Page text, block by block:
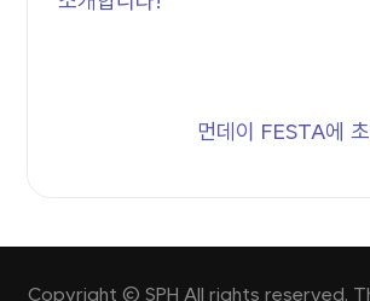
먼데이 FESTA에
Copyright © SPH All rights reserved.